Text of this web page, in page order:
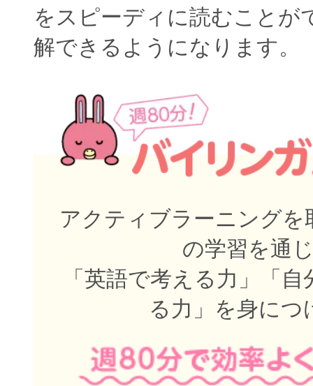
をスピーディに読むことが
解できるようになります。
アクティブラーニングを
の学習を通
「英語で考える力」「
る力」を身につ